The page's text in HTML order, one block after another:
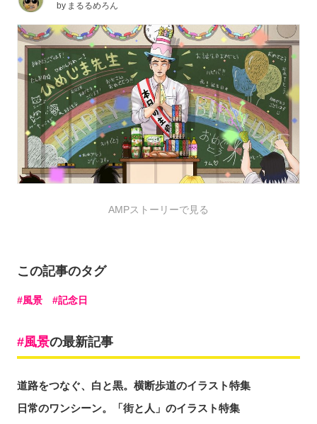
by まるるめろん
AMPストーリーで見る
この記事のタグ
風景 記念日
風景の最新記事
道路をつなぐ、白と黒。横断歩道のイラスト特集
日常のワンシーン。「街と人」のイラスト特集